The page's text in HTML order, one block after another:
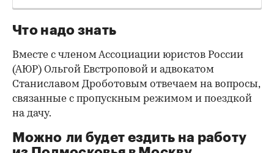
Что надо знать
Вместе с членом Ассоциации юристов России
(АЮР) Ольгой Евстроповой и адвокатом
Станиславом Дроботовым отвечаем на вопросы,
связанные с пропускным режимом и поездкой
на дачу.
Можно ли будет ездить на работу